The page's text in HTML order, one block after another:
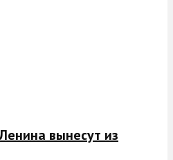
вынесут из